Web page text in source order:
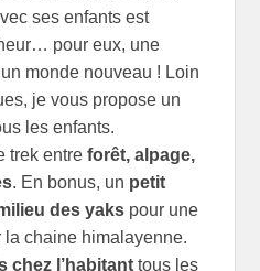
ses enfants est
pour eux, une
monde nouveau ! Loin
je vous propose un
les enfants.
trek entreforêt, alpage,
. En bonus, un petit
des yaks pour une
chaine himalayenne.
chez l’habitant tous les